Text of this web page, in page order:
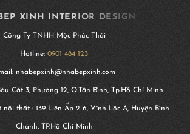
XINH INTERIOR DESIGN
Công Ty TNHH Mộc Phúc Thái
Hotline: 0901 484 123
nhabepxinh@nhabepxinh.com
Cát 3, Phường 12, Q.Tân Bình, Tp.Hồ Chí Minh
thất : 139 Liên Ấp 2-6, Vĩnh Lộc A, Huyện Bình
Chánh, TP.Hồ Chí Minh